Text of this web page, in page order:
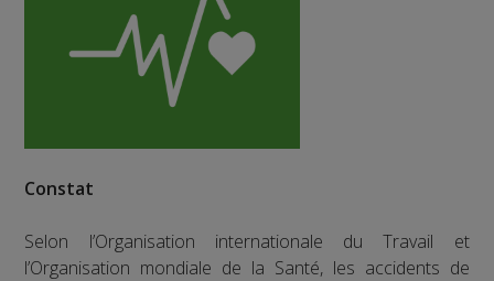
Constat
Selon l’Organisation internationale du Travail et
l’Organisation mondiale de la Santé, les accidents de